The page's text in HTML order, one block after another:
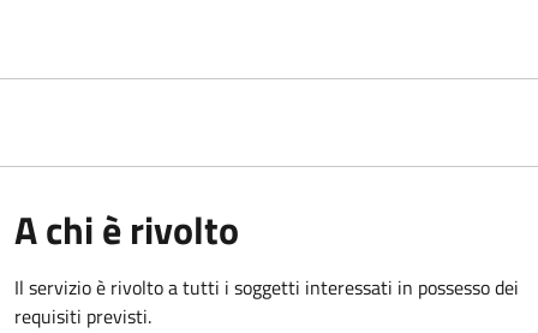
A chi è rivolto
Il servizio è rivolto a tutti i soggetti interessati in possesso dei
requisiti previsti.